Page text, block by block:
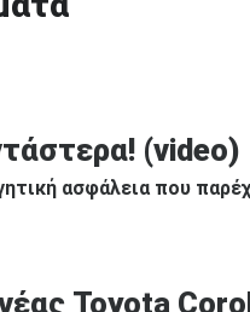
(video)
ασφάλεια που
Toyota